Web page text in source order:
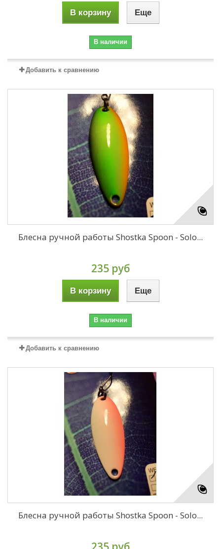
В корзину Еще
В наличии
Добавить к сравнению
Блесна ручной работы Shostka Spoon - Solo...
235 руб
В корзину Еще
В наличии
Добавить к сравнению
Блесна ручной работы Shostka Spoon - Solo...